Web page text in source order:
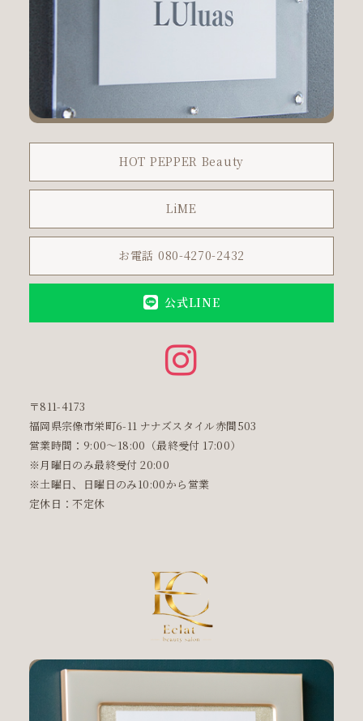
HOT PEPPER Beauty
LiME
お電話 080-4270-2432
公式LINE
〒811-4173
福岡県宗像市栄町6-11 ナナズスタイル赤間503
営業時間：9:00〜18:00（最終受付 17:00）
※月曜日のみ最終受付 20:00
※土曜日、日曜日のみ10:00から営業
定休日：不定休